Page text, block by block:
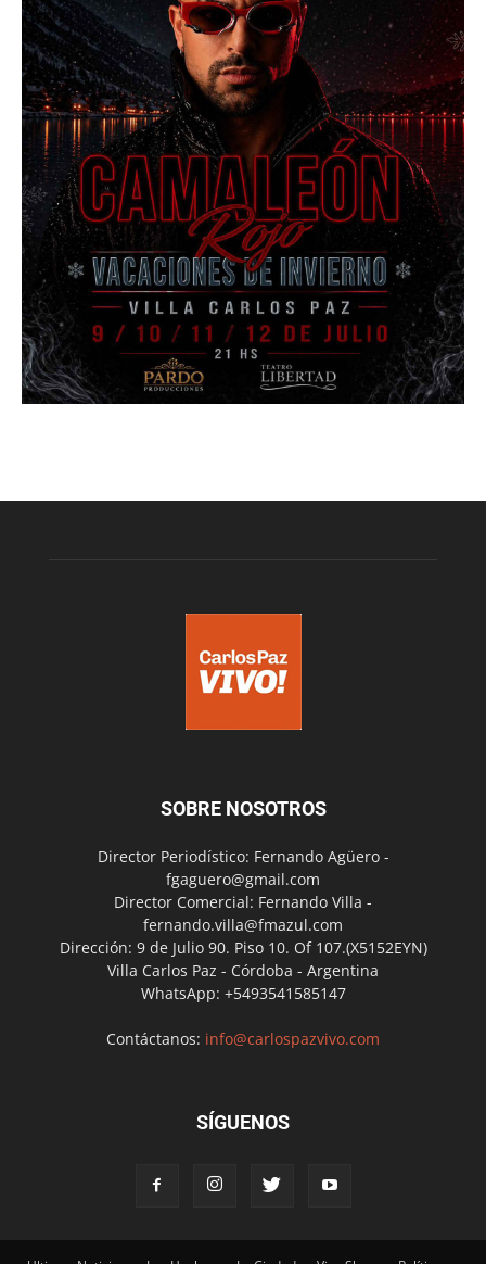
SOBRE NOSOTROS
Director Periodístico: Fernando Agüero -
fgaguero@gmail.com
Director Comercial: Fernando Villa -
fernando.villa@fmazul.com
Dirección: 9 de Julio 90. Piso 10. Of 107.(X5152EYN)
Villa Carlos Paz - Córdoba - Argentina
WhatsApp: +5493541585147
Contáctanos: info@carlospazvivo.com
SÍGUENOS